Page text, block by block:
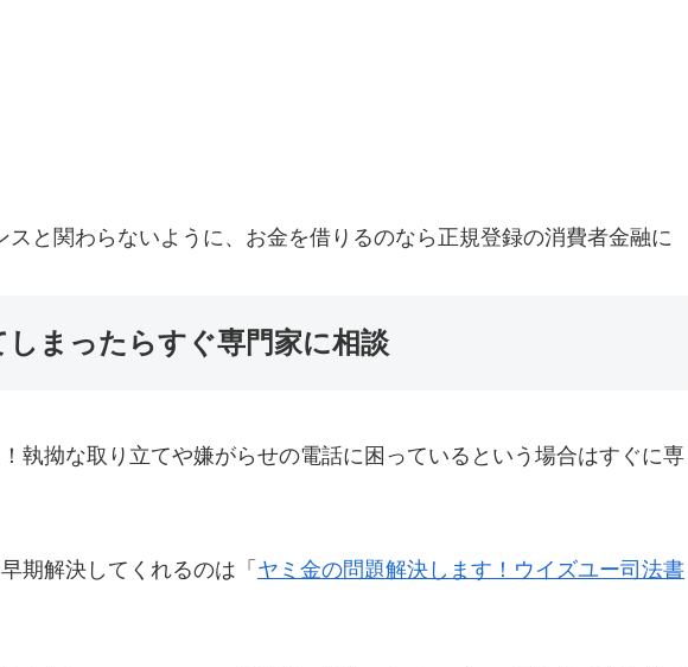
スと関わらないように、お金を借りるのなら正規登録の消費者金融に
まったらすぐ専門家に相談
執拗な取り立てや嫌がらせの電話に困っているという場合はすぐに専
期解決してくれるのは「 ヤミ金の問題解決します！ウイズユー司法書